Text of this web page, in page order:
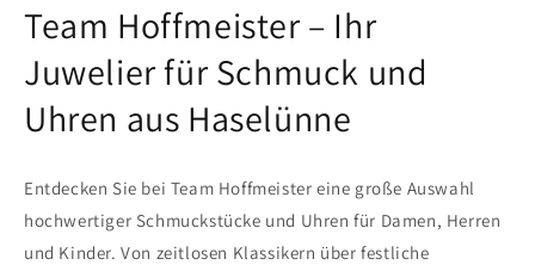
Team Hoffmeister – Ihr
Juwelier für Schmuck und
Uhren aus Haselünne
Entdecken Sie bei Team Hoffmeister eine große Auswahl
hochwertiger Schmuckstücke und Uhren für Damen, Herren
und Kinder. Von zeitlosen Klassikern über festliche